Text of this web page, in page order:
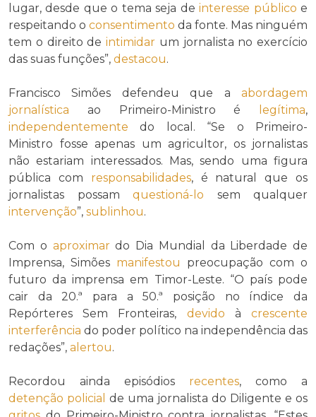
lugar, desde que o tema seja deinteresse público e
respeitando o consentimento da fonte. Mas ninguém
tem o direito de intimidar um jornalista no exercício
das suas funções”, destacou.
Francisco Simões defendeu que a abordagem
jornalística ao Primeiro-Ministro é legítima,
independentemente do local. “Se o Primeiro-
Ministro fosse apenas um agricultor, os jornalistas
não estariam interessados. Mas, sendo uma figura
pública com responsabilidades, é natural que os
jornalistas possam questioná-lo sem qualquer
intervenção”, sublinhou.
Com o aproximardo Dia Mundial da Liberdade de
Imprensa, Simões manifestou
preocupação com o
futuro da imprensa em Timor-Leste. “O país pode
cair da 20.ª para a 50.ª posição no índice da
Repórteres Sem Fronteiras, devido àcrescente
interferência do poder político na independência das
redações”, alertou.
Recordou ainda episódios recentes, como a
detenção policial de uma jornalista do Diligente e os